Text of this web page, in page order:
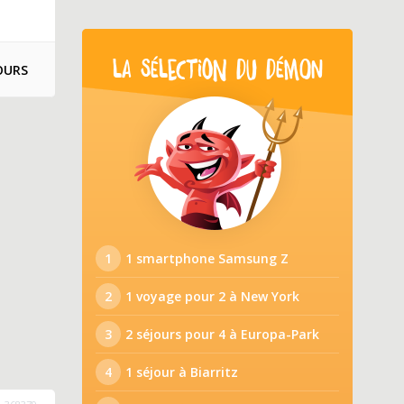
LA SÉLECTION DU DÉMON
1 1 smartphone Samsung Z
2 1 voyage pour 2 à New York
3 2 séjours pour 4 à Europa-Park
4 1 séjour à Biarritz